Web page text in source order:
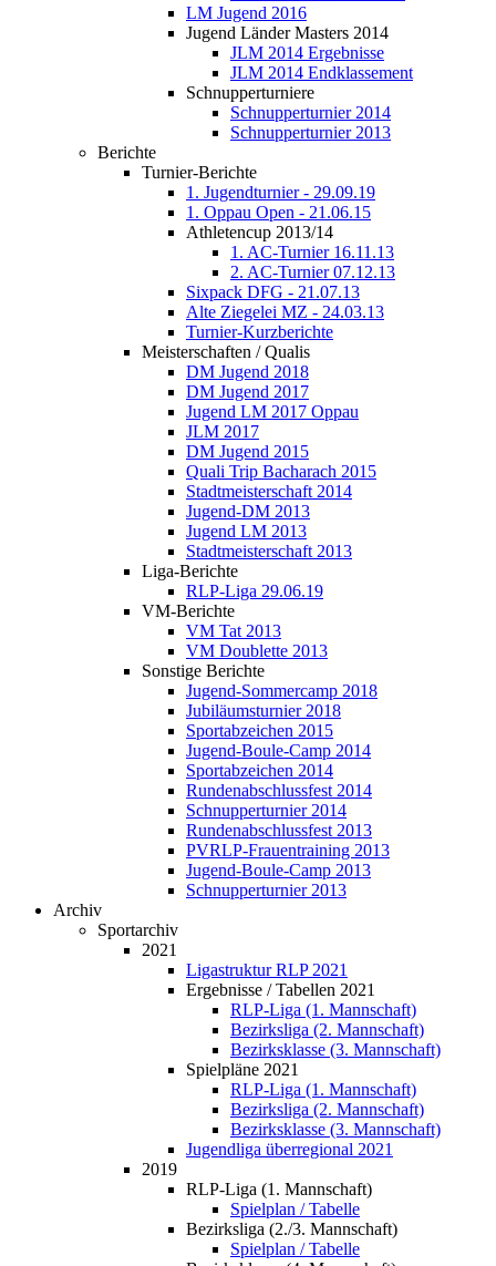
LM Jugend 2016
Jugend Länder Masters 2014
JLM 2014 Ergebnisse
JLM 2014 Endklassement
Schnupperturniere
Schnupperturnier 2014
Schnupperturnier 2013
Berichte
Turnier-Berichte
1. Jugendturnier - 29.09.19
1. Oppau Open - 21.06.15
Athletencup 2013/14
1. AC-Turnier 16.11.13
2. AC-Turnier 07.12.13
Sixpack DFG - 21.07.13
Alte Ziegelei MZ - 24.03.13
Turnier-Kurzberichte
Meisterschaften / Qualis
DM Jugend 2018
DM Jugend 2017
Jugend LM 2017 Oppau
JLM 2017
DM Jugend 2015
Quali Trip Bacharach 2015
Stadtmeisterschaft 2014
Jugend-DM 2013
Jugend LM 2013
Stadtmeisterschaft 2013
Liga-Berichte
RLP-Liga 29.06.19
VM-Berichte
VM Tat 2013
VM Doublette 2013
Sonstige Berichte
Jugend-Sommercamp 2018
Jubiläumsturnier 2018
Sportabzeichen 2015
Jugend-Boule-Camp 2014
Sportabzeichen 2014
Rundenabschlussfest 2014
Schnupperturnier 2014
Rundenabschlussfest 2013
PVRLP-Frauentraining 2013
Jugend-Boule-Camp 2013
Schnupperturnier 2013
Archiv
Sportarchiv
2021
Ligastruktur RLP 2021
Ergebnisse / Tabellen 2021
RLP-Liga (1. Mannschaft)
Bezirksliga (2. Mannschaft)
Bezirksklasse (3. Mannschaft)
Spielpläne 2021
RLP-Liga (1. Mannschaft)
Bezirksliga (2. Mannschaft)
Bezirksklasse (3. Mannschaft)
Jugendliga überregional 2021
2019
RLP-Liga (1. Mannschaft)
Spielplan / Tabelle
Bezirksliga (2./3. Mannschaft)
Spielplan / Tabelle